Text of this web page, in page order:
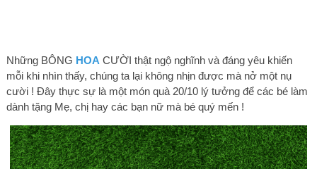
Những BÔNG HOA CƯỜI thật ngộ nghĩnh và đáng yêu khiến
mỗi khi nhìn thấy, chúng ta lại không nhịn được mà nở một nụ
cười ! Đây thực sự là một món quà 20/10 lý tưởng để các bé làm
dành tặng Mẹ, chị hay các bạn nữ mà bé quý mến !